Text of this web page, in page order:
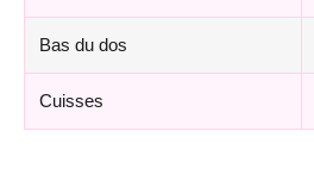
Bas du dos
Cuisses